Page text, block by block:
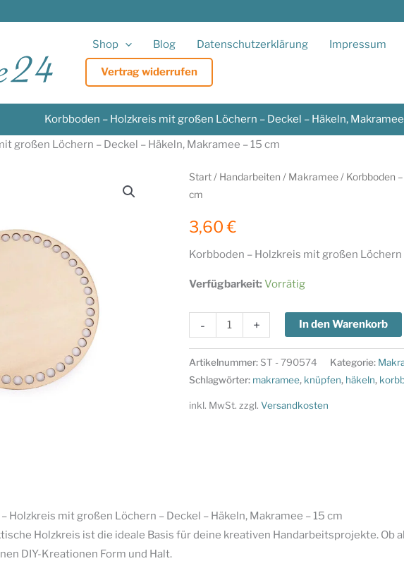
Shop Blog Datenschutzerklärung Impressum
Vertrag widerrufen
Korbboden – Holzkreis mit großen Löchern – Deckel – Häkeln, Makramee
großen Löchern – Deckel – Häkeln, Makramee – 15 cm
Start/ Handarbeiten / Makramee/ Korbboden
cm
3,60€
Korbboden – Holzkreis mit großen Löchern
Verfügbarkeit: Vorrätig
-
Korbboden
-
Holzkreis
mit
Makramee
-
+ In den Warenkorb
Artikelnummer: ST - 790574 Kategorie:
Schlagwörter: makramee, knüpfen, häkeln,
inkl. MwSt. zzgl. Versandkosten
Holzkreis mit großen Löchern – Deckel – Häkeln, Makramee – 15 cm
Holzkreis ist die ideale Basis für deine kreativen Handarbeitsprojekte. Ob
DIY-Kreationen Form und Halt.